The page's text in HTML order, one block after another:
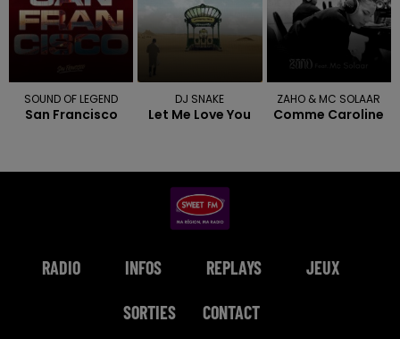
SOUND OF LEGEND
San Francisco
DJ SNAKE
Let Me Love You
ZAHO & MC SOLAAR
Comme Caroline
RADIO INFOS REPLAYS JEUX
SORTIES CONTACT